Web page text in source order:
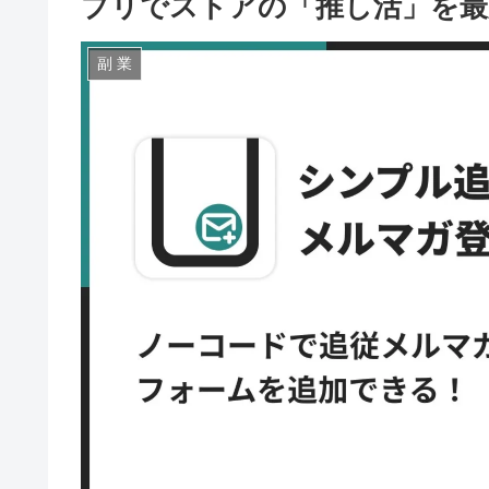
副 業